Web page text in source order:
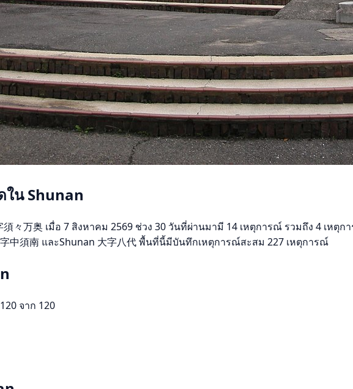
น Shunan
々万奥 เมื่อ 7 สิงหาคม 2569 ช่วง 30 วันที่ผ่านมามี 14 เหตุการณ์ รวมถึง 4 เห
中須南 และShunan 大字八代 พื้นที่นี้มีบันทึกเหตุการณ์สะสม 227 เหตุการณ์
จาก 120